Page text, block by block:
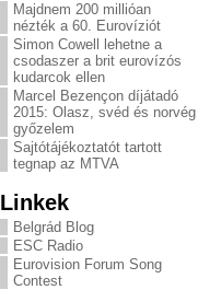
Majdnem 200 millióan
nézték a 60. Eurovíziót
Simon Cowell lehetne a
csodaszer a brit eurovízós
kudarcok ellen
Marcel Bezençon díjátadó
2015: Olasz, svéd és norvég
győzelem
Sajtótájékoztatót tartott
tegnap az MTVA
Linkek
Belgrád Blog
ESC Radio
Eurovision Forum Song
Contest